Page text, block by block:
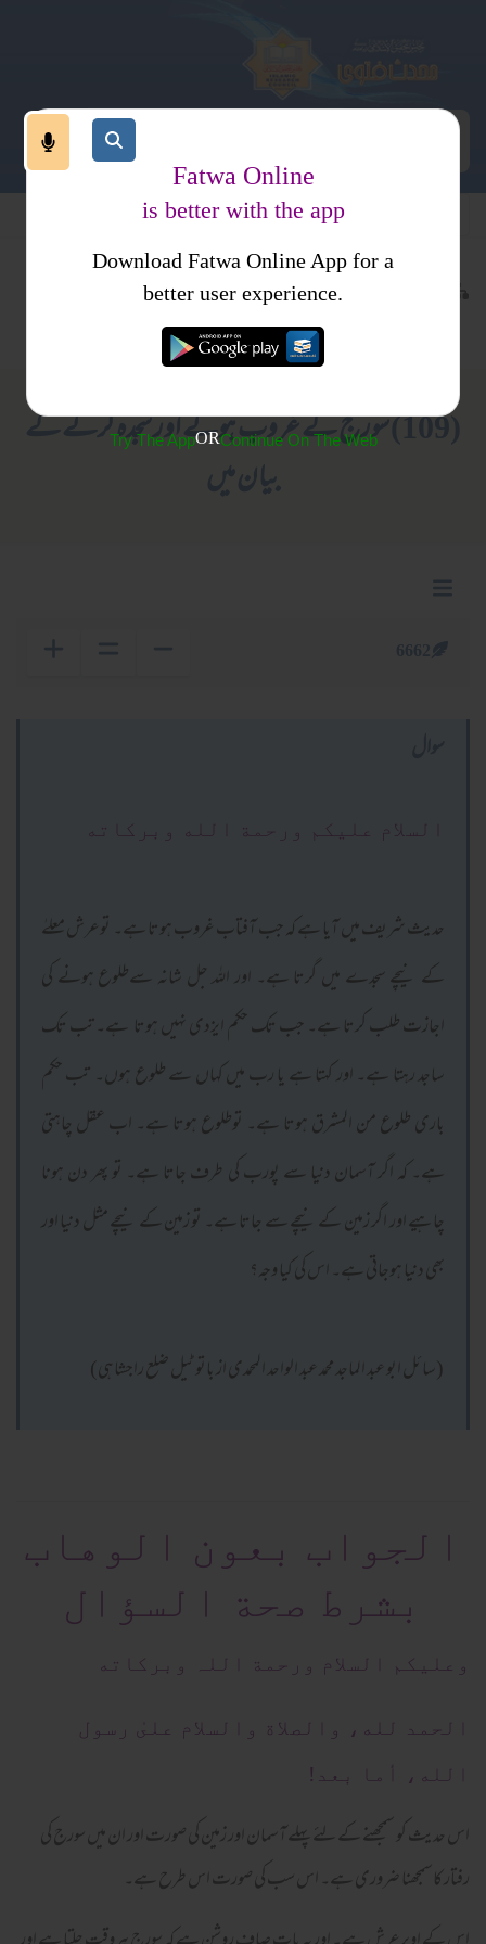
نکاح
کتب فتاوی
فتاوی ثنائیہ امرتسری جلد 2
(109) سورج کے غروب ہونے اور سجدہ کرنے کے
بیان میں
السلام عليكم ورحمة الله وبركاته
حدیث شریف میں آیا ہے کہ جب آفتاب غروب ہوتا ہے۔ توعرش معلےٰ
کے نیچے سجدے میں گرتا ہے۔ اور اللہ جل شانہ سےطلوع ہونے کی
اجازت طلب کرتا ہے۔ جب تک حکم ایزدی نہیں ہوتا ہے۔ تب تک
ساجد رہتا ہے۔ اور کہتا ہے یا رب میں کہاں سے طلوع ہوں۔ تب حکم
باری طلوع من المشرق ہوتا ہے۔ توطلوع ہوتا ہے۔ اب عقل چاہتی
ہے۔ کہ اگر آسمان دنیا سے پورب کی طرف جاتا ہے۔ تو پھر دن ہونا
چاہیے اور اگر زمین کے نیچے سے جاتا ہے۔ تو زمین کے نیچے مثل دنیا اور
بھی دنیا ہوجاتی ہے۔ اس کی کیا وجہ؟
(سائل ابو عبد الماجد محمد عبد الواحد المحمدی از باتو ٹیل ضلع راجشاہی)
الجواب بعون الوهاب
بشرط صحة السؤال
وعلیکم السلام ورحمة اللہ وبرکاته
الحمد لله، والصلاة والسلام علىٰ رسول
الله، أما بعد!
اس حدیث کو سمجھنے کےلئے پہلے آسمان اور زمین کی صورت اور ان میں سورج کی
رفتار کاسمجھنا ضروری ہے۔ اس سب کی صورت اس طرح ہے۔
Fatwa Online
is better with the app
Download Fatwa Online App for a
better user experience.
Try The AppORContinue On The Web